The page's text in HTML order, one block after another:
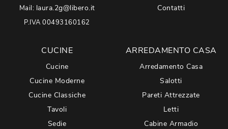
Mail: laura.2g@libero.it
P.IVA 00493160162
Contatti
CUCINE
Cucine
Cucine Moderne
Cucine Classiche
Tavoli
Sedie
ARREDAMENTO CASA
Arredamento Casa
Salotti
Pareti Attrezzate
Letti
Cabine Armadio